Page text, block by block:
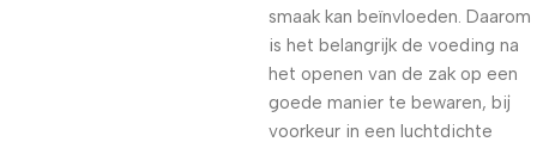
smaak kan beïnvloeden. Daarom
is het belangrijk de voeding na
het openen van de zak op een
goede manier te bewaren, bij
voorkeur in een luchtdichte